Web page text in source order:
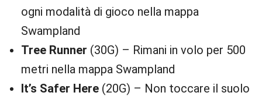
ogni modalità di gioco nella mappa
Swampland
Tree Runner (30G) – Rimani in volo per 500
metri nella mappa Swampland
It’s Safer Here (20G) – Non toccare il suolo